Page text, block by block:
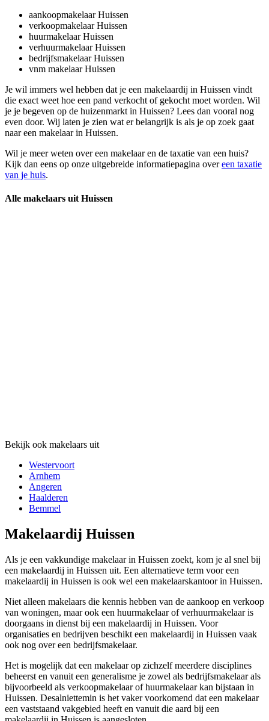
aankoopmakelaar Huissen
verkoopmakelaar Huissen
huurmakelaar Huissen
verhuurmakelaar Huissen
bedrijfsmakelaar Huissen
vnm makelaar Huissen
Je wil immers wel hebben dat je een makelaardij in Huissen vindt
die exact weet hoe een pand verkocht of gekocht moet worden. Wil
je je begeven op de huizenmarkt in Huissen? Lees dan vooral nog
even door. Wij laten je zien wat er belangrijk is als je op zoek gaat
naar een makelaar in Huissen.
Wil je meer weten over een makelaar en de taxatie van een huis?
Kijk dan eens op onze uitgebreide informatiepagina overeen taxatie
van je huis.
Alle makelaars uit Huissen
Bekijk ook makelaars uit
Westervoort
Arnhem
Angeren
Haalderen
Bemmel
Makelaardij Huissen
Als je een vakkundige makelaar in Huissen zoekt, kom je al snel bij
een makelaardij in Huissen uit. Een alternatieve term voor een
makelaardij in Huissen is ook wel een makelaarskantoor in Huissen.
Niet alleen makelaars die kennis hebben van de aankoop en verkoop
van woningen, maar ook een huurmakelaar of verhuurmakelaar is
doorgaans in dienst bij een makelaardij in Huissen. Voor
organisaties en bedrijven beschikt een makelaardij in Huissen vaak
ook nog over een bedrijfsmakelaar.
Het is mogelijk dat een makelaar op zichzelf meerdere disciplines
beheerst en vanuit een generalisme je zowel als bedrijfsmakelaar als
bijvoorbeeld als verkoopmakelaar of huurmakelaar kan bijstaan in
Huissen. Desalniettemin is het vaker voorkomend dat een makelaar
een vaststaand vakgebied heeft en vanuit die aard bij een